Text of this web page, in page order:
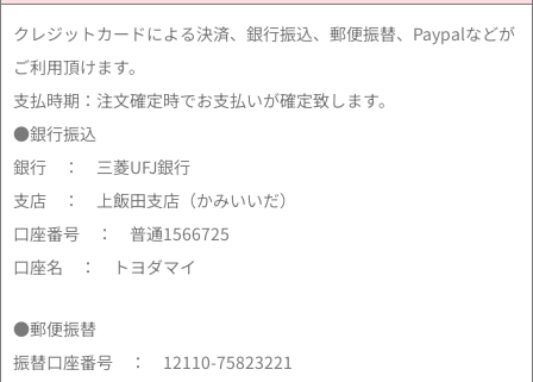
クレジットカードによる決済、銀行振込、郵便振替、Paypalなどが
ご利用頂けます。
支払時期：注文確定時でお支払いが確定致します。
●銀行振込
銀行 ： 三菱UFJ銀行
支店 ： 上飯田支店（かみいいだ）
口座番号 ： 普通1566725
口座名 ： トヨダマイ
●郵便振替
振替口座番号 ： 12110-75823221